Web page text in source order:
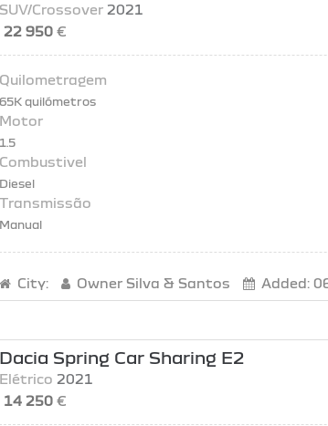
SUV/Crossover 2021
22 950 €
65K quilómetros
1.5
Diesel
Manual
City: Owner Silva & Santos Added:
Dacia Spring Car Sharing E2
Elétrico 2021
14 250 €